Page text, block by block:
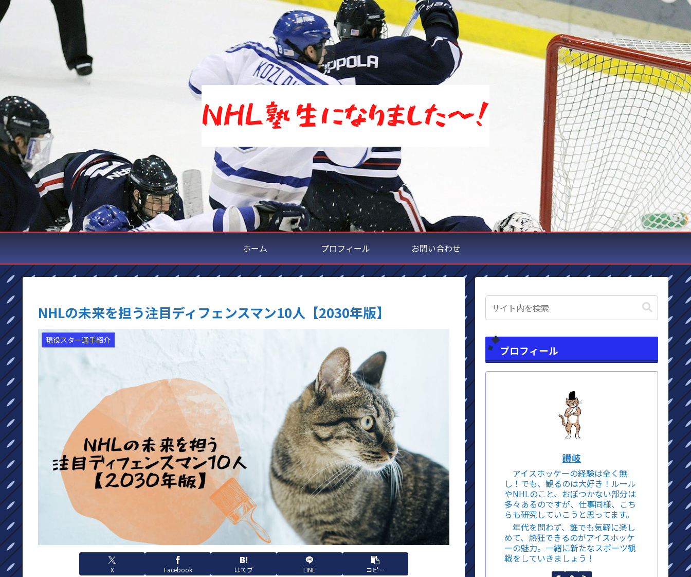
ホーム プロフィール お問い合わせ
NHLの未来を担う注目ディフェンスマン10人【2030年版】
現役スター選手紹介
X Facebook はてブ LINE コピー
プロフィール
讃岐
アイスホッケーの経験は全く無
し！でも、観るのは大好き！ルール
やNHLのこと、おぼつかない部分は
多々あるのですが、仕事同様、こち
らも研究していこうと思ってます。
年代を問わず、誰でも気軽に楽し
めて、熱狂できるのがアイスホッケ
ーの魅力。一緒に新たなスポーツ観
戦をしていきましょう！